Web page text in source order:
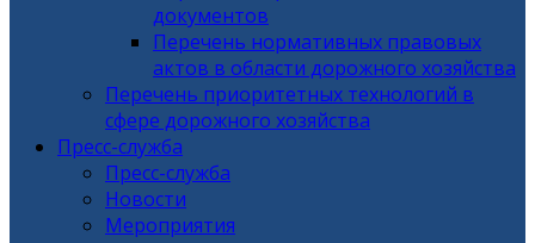
документов
Перечень нормативных правовых
актов в области дорожного хозяйства
Перечень приоритетных технологий в
сфере дорожного хозяйства
Пресс-служба
Пресс-служба
Новости
Мероприятия